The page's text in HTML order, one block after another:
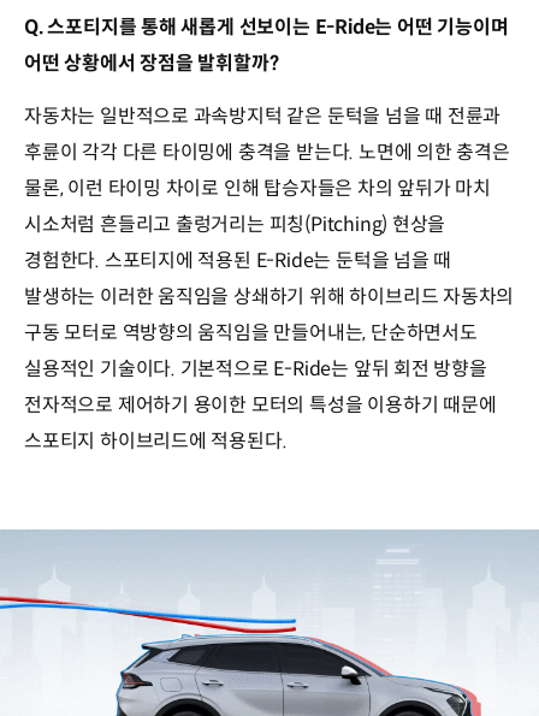
Q. 스포티지를 통해 새롭게 선보이는 E-Ride는 어떤 기능이며
어떤 상황에서 장점을 발휘할까?
자동차는 일반적으로 과속방지턱 같은 둔턱을 넘을 때 전륜과
후륜이 각각 다른 타이밍에 충격을 받는다. 노면에 의한 충격은
물론, 이런 타이밍 차이로 인해 탑승자들은 차의 앞뒤가 마치
시소처럼 흔들리고 출렁거리는 피칭(Pitching) 현상을
경험한다. 스포티지에 적용된 E-Ride는 둔턱을 넘을 때
발생하는 이러한 움직임을 상쇄하기 위해 하이브리드 자동차의
구동 모터로 역방향의 움직임을 만들어내는, 단순하면서도
실용적인 기술이다. 기본적으로 E-Ride는 앞뒤 회전 방향을
전자적으로 제어하기 용이한 모터의 특성을 이용하기 때문에
스포티지 하이브리드에 적용된다.